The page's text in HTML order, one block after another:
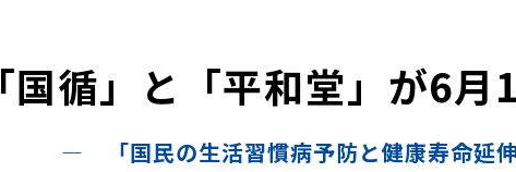
「国循」と「平和堂」が6
― 「国民の生活習慣病予防と健康寿命延